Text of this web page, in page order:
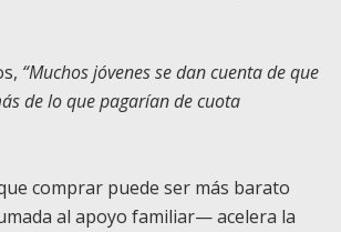
“Muchos jóvenes se dan cuenta de que
de lo que pagarían de cuota
comprar puede ser más barato
al apoyo familiar— acelera la